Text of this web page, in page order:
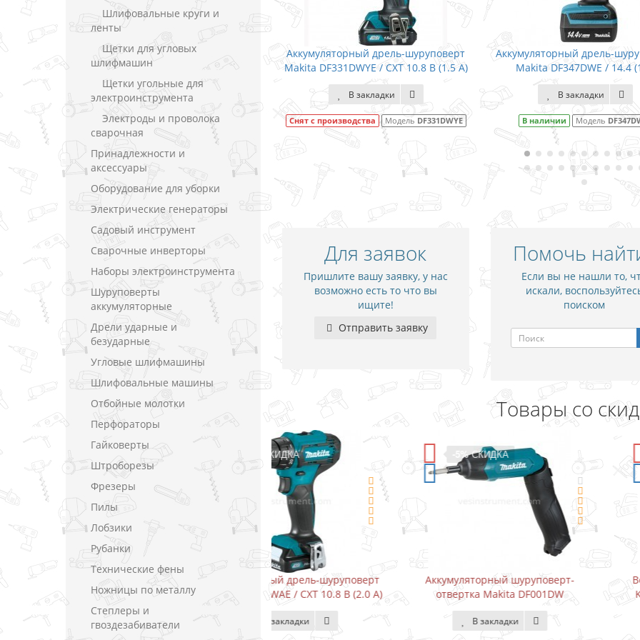
Шлифовальные круги и
ленты
Щетки для угловых
шлифмашин
Щетки угольные для
электроинструмента
Электроды и проволока
сварочная
Принадлежности и
аксессуары
Оборудование для уборки
Электрические генераторы
Садовый инструмент
Сварочные инверторы
Наборы электроинструмента
Шуруповерты
аккумуляторные
Дрели ударные и
безударные
Угловые шлифмашины
Шлифовальные машины
Отбойные молотки
Перфораторы
Гайковерты
Штроборезы
Фрезеры
Пилы
Лобзики
Рубанки
Технические фены
Ножницы по металлу
Степлеры и
гвоздезабиватели
с
CXT 10.8
HP331DWAE
Аккумуляторный дрель-шуруповерт
Makita DF331DWYE / CXT 10.8 В (1.5 А)
В закладки
Снят с производства МодельDF331DWYE
Аккумуляторный дрель-шуруповерт
Makita DF347DWE / 14.4 (1.3)
В закладки
В наличии МодельDF347DWE
Дрель Makita M0600 /
В закладки
В наличии Модель
Для заявок
Пришлите вашу заявку, у нас
возможно есть то что вы
ищите!
Отправить заявку
Помочь
Если вы не нашли то,
искали,
поиском
Товары со
-5% СКИДКА
Аккумуляторный дрель-шуруповерт
Makita DF333DWAE / CXT 10.8 В (2.0 А)
В закладки
-5%
Аккумуляторный шуруповерт-
отвертка Makita DF001DW
В закладки
-15%
Водонапорный насос для
Karcher BP3 Home (3000 /
В закладки